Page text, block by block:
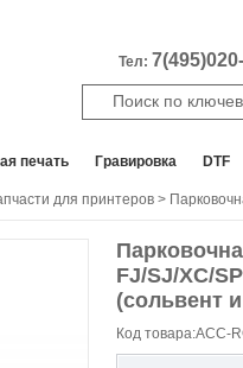
Тел:
печать Гравировка DTF
для принтеров >
FJ/SJ/XC/
(сольвент
Код товара:ACC-